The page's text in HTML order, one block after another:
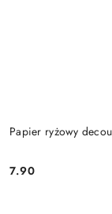
Papier ryżowy
Cena:
7.90